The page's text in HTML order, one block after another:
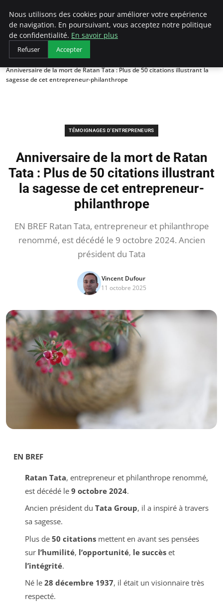
LECFCM
Accueil
Témoignages d'entrepreneurs
Anniversaire de la mort de Ratan Tata : Plus de 50 citations illustrant la
sagesse de cet entrepreneur-philanthrope
TÉMOIGNAGES D'ENTREPRENEURS
Anniversaire de la mort de Ratan
Tata : Plus de 50 citations illustrant
la sagesse de cet entrepreneur-
philanthrope
EN BREF Ratan Tata, entrepreneur et philanthrope
renommé, est décédé le 9 octobre 2024. Ancien
président du Tata
Vincent Dufour
11 octobre 2025
EN BREF
Ratan Tata, entrepreneur et philanthrope renommé,
est décédé le 9 octobre 2024.
Ancien président du Tata Group, il a inspiré à travers
sa sagesse.
Plus de 50 citationsmettent en avant ses pensées
sur l’humilité, l’opportunité, le succèset
l’intégrité.
Né le 28 décembre 1937, il était un visionnaire très
respecté.
Nous utilisons des cookies pour améliorer votre expérience
de navigation. En poursuivant, vous acceptez notre politique
de confidentialité. En savoir plus
Refuser Accepter